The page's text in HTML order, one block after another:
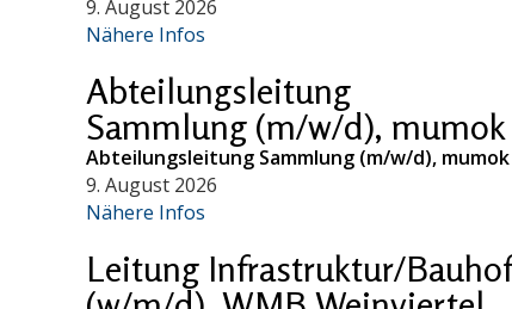
9. August 2026
Nähere Infos
Abteilungsleitung
Sammlung (m/w/d), mumok
Abteilungsleitung Sammlung (m/w/d), mumok
9. August 2026
Nähere Infos
Leitung Infrastruktur/Bauhof